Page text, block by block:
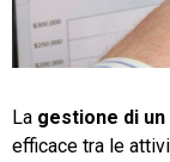
TeamSystem
TeamSystem
La gestione di
efficace tra le